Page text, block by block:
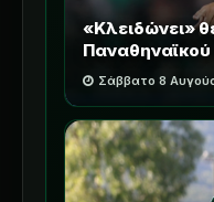
«Κλειδώνει»
Παναθηναϊκού
Σάββατο 8